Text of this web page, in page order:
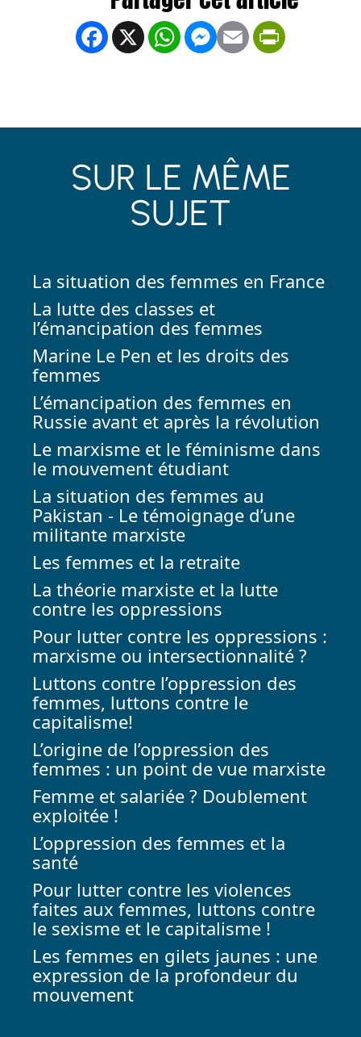
Facebook
X WhatsApp
Messenger
Email
SUR LE MÊME
SUJET
La situation des femmes en France
La lutte des classes et
l’émancipation des femmes
Marine Le Pen et les droits des
femmes
L’émancipation des femmes en
Russie avant et après la révolution
Le marxisme et le féminisme dans
le mouvement étudiant
La situation des femmes au
Pakistan - Le témoignage d’une
militante marxiste
Les femmes et la retraite
La théorie marxiste et la lutte
contre les oppressions
Pour lutter contre les oppressions :
marxisme ou intersectionnalité ?
Luttons contre l’oppression des
femmes, luttons contre le
capitalisme!
L’origine de l’oppression des
femmes : un point de vue marxiste
Femme et salariée ? Doublement
exploitée !
L’oppression des femmes et la
santé
Pour lutter contre les violences
faites aux femmes, luttons contre
le sexisme et le capitalisme !
Les femmes en gilets jaunes : une
expression de la profondeur du
mouvement